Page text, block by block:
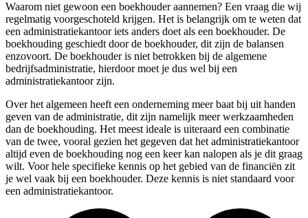
Waarom niet gewoon een boekhouder aannemen? Een vraag die wij
regelmatig voorgeschoteld krijgen. Het is belangrijk om te weten dat
een administratiekantoor iets anders doet als een boekhouder. De
boekhouding geschiedt door de boekhouder, dit zijn de balansen
enzovoort. De boekhouder is niet betrokken bij de algemene
bedrijfsadministratie, hierdoor moet je dus wel bij een
administratiekantoor zijn.
Over het algemeen heeft een onderneming meer baat bij uit handen
geven van de administratie, dit zijn namelijk meer werkzaamheden
dan de boekhouding. Het meest ideale is uiteraard een combinatie
van de twee, vooral gezien het gegeven dat het administratiekantoor
altijd even de boekhouding nog een keer kan nalopen als je dit graag
wilt. Voor hele specifieke kennis op het gebied van de financiën zit
je wel vaak bij een boekhouder. Deze kennis is niet standaard voor
een administratiekantoor.